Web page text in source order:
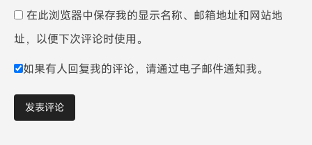
在此浏览器中保存我的显示名称、邮箱地址和网站地
址，以便下次评论时使用。
如果有人回复我的评论，请通过电子邮件通知我。